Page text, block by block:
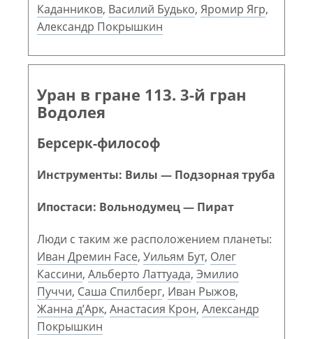
Каданников, Василий Будько, Яромир Ягр,
Александр Покрышкин
Уран в гране 113. 3-й гран
Водолея
Берсерк-философ
Инструменты: Вилы — Подзорная труба
Ипостаси: Вольнодумец — Пират
Люди с таким же расположением планеты:
Иван Дремин Face, Уильям Бут, Олег
Кассини, Альберто Латтуада, Эмилио
Пуччи, Саша Спилберг, Иван Рыжов,
Жанна д’Арк, Анастасия Крон, Александр
Покрышкин